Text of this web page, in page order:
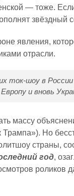
— тоже.
звёздный
явления,
отрасли.
ток-шоу в
и вновь
массу
Но
страны,
год,